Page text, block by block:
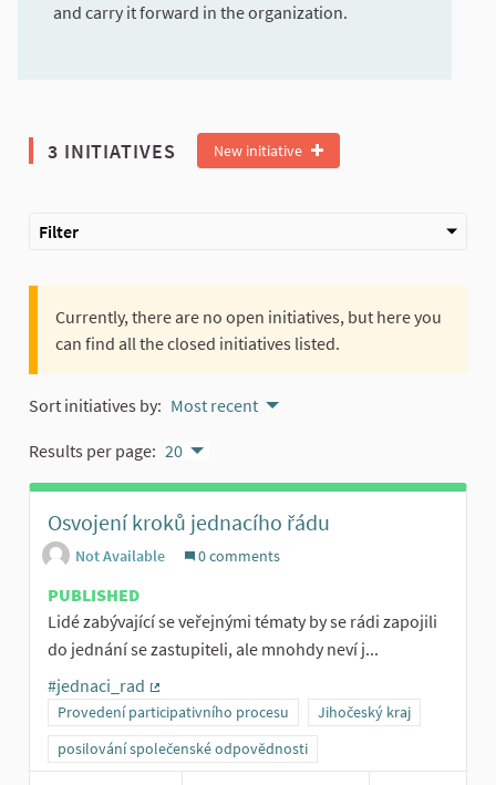
and carry it forward in the organization.
3 INITIATIVES New initiative
Filter
Currently, there are no open initiatives, but here you
can find all the closed initiatives listed.
Sort initiatives by: Most recent
Results per page: 20
Osvojení kroků jednacího řádu
Not Available 0 comments
PUBLISHED
Lidé zabývající se veřejnými tématy by se rádi zapojili
do jednání se zastupiteli, ale mnohdy neví j...
#jednaci_rad
(External link)
Provedení participativního procesu
Jihočeský kraj
posilování společenské odpovědnosti